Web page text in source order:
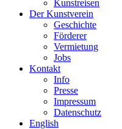
Kunstreisen
Der Kunstverein
Geschichte
Förderer
Vermietung
Jobs
Kontakt
Info
Presse
Impressum
Datenschutz
English